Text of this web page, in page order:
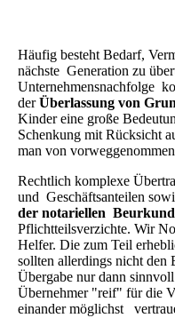
Häufig besteht Bedarf,
nächste Generation zu
Unternehmensnachfolge
derÜberlassung von
Kinder eine große
Schenkung mit Rücksicht
man von
Rechtlich komplexe
und Geschäftsanteilen
der notariellen
Pflichtteilsverzichte. Wir
Helfer. Die zum Teil
sollten allerdings nicht den
Übergabe nur dann
Übernehmer "reif" für die
einander möglichst